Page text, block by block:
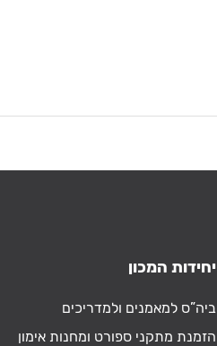
יחידות המכון
ביה”ס למאמנים ולמדריכים
הזמנת מתקני ספורט ומחנות אימון